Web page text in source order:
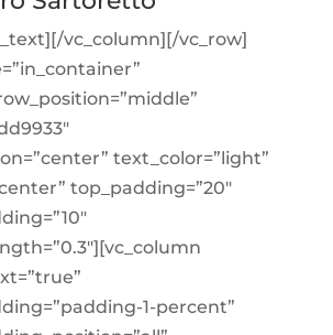
vc_column][/vc_row]
text_color=”light”
top_padding=”20″
1-percent”